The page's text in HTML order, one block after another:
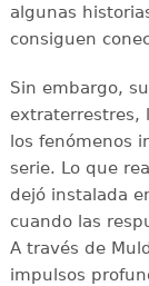
algunas
consiguen
Sin embargo,
extraterrestres,
los fenómenos
serie. Lo que
dejó instalada
cuando las
A través de
impulsos